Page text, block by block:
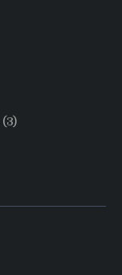
(3)